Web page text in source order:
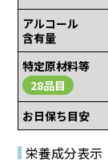
アルコール
含有量
特定原材料等
28品目
お日保ち目安
栄養成分表示